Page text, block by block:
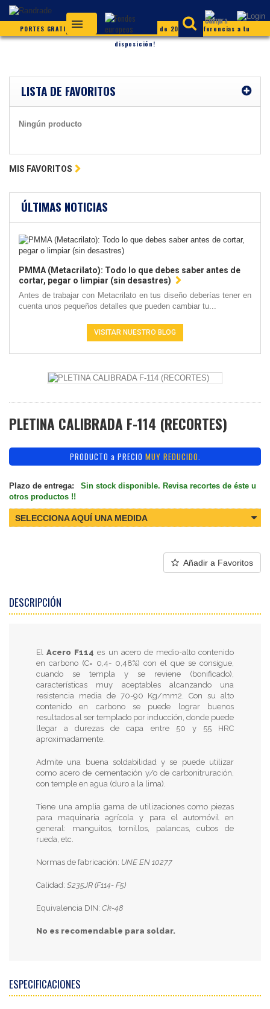
PORTES GRATIS (según condiciones) ¡Más de 20.000 referencias a tu
disposición!
LISTA DE FAVORITOS
Ningún producto
MIS FAVORITOS
ÚLTIMAS NOTICIAS
PMMA (Metacrilato): Todo lo que debes saber antes de
cortar, pegar o limpiar (sin desastres)
Antes de trabajar con Metacrilato en tus diseño deberías tener en
cuenta unos pequeños detalles que pueden cambiar tu...
VISITAR NUESTRO BLOG
PLETINA CALIBRADA F-114 (RECORTES)
PRODUCTO a PRECIO MUY REDUCIDO.
Plazo de entrega:
Sin stock disponible. Revisa recortes de éste u
otros productos !!
SELECCIONA AQUÍ UNA MEDIDA
Añadir a Favoritos
DESCRIPCIÓN
ElAcero F114es un acero de medio-alto contenido
en carbono (C= 0,4- 0,48%) con el que se consigue,
cuando se templa y se reviene (bonificado),
características muy aceptables alcanzando una
resistencia media de 70-90 Kg/mm2. Con su alto
contenido en carbono se puede lograr buenos
resultados al ser templado por inducción, donde puede
llegar a durezas de capa entre 50 y 55 HRC
aproximadamente.
Admite una buena soldabilidad y se puede utilizar
como acero de cementación y/o de carbonitruración,
con temple en agua (duro a la lima).
Tiene una amplia gama de utilizaciones como piezas
para maquinaria agrícola y para el automóvil en
general: manguitos, tornillos, palancas, cubos de
rueda, etc.
Normas de fabricación: UNE EN 10277
Calidad: S235JR (F114- F5)
Equivalencia DIN: Ck-48
No es recomendable para soldar.
ESPECIFICACIONES